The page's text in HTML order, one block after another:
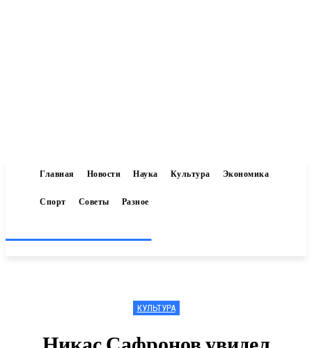
Главная Новости Наука Культура Экономика
Спорт Советы Разное
КУЛЬТУРА